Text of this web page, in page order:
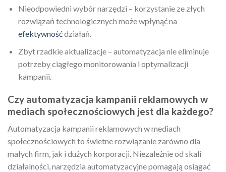
Nieodpowiedni wybór narzędzi – korzystanie ze złych
rozwiązań technologicznych może wpłynąć na
efektywnośćdziałań.
Zbyt rzadkie aktualizacje – automatyzacja nie eliminuje
potrzeby ciągłego monitorowania i optymalizacji
kampanii.
Czy automatyzacja kampanii reklamowych w
mediach społecznościowych jest dla każdego?
Automatyzacja kampanii reklamowych w mediach
społecznościowych to świetne rozwiązanie zarówno dla
małych firm, jak i dużych korporacji. Niezależnie od skali
działalności, narzędzia automatyzacyjne pomagają osiągać